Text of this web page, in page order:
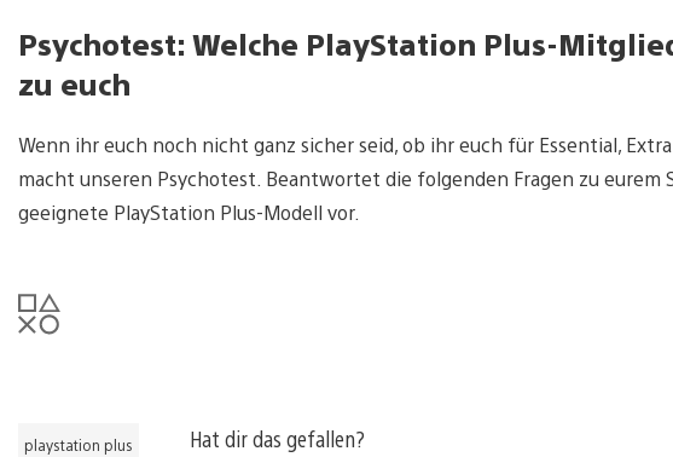
Psychotest: Welche PlayStation Plus-
zu euch
Wenn ihr euch noch nicht ganz sicher seid, ob ihr euch für Essential,
macht unseren Psychotest. Beantwortet die folgenden Fragen zu eurem
geeignete PlayStation Plus-Modell vor.
playstation plus
Hat dir das gefallen?